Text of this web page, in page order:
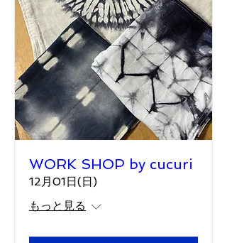
WORK SHOP by cucuri
12月01日(日)
もっと見る